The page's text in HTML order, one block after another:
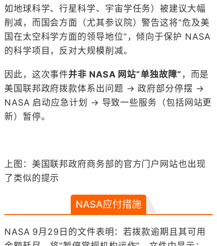
如地球科学、行星科学、宇宙学任务）被建议大幅
削减，而国会方面（尤其参议院）警告这将“危及美
国在太空科学方面的领导地位”，倾向于保护 NASA
的科学项目，反对大规模削减。
因此，这次事件并非 NASA 网站“单独故障” ，而是
美国联邦政府拨款体系出问题 → 政府部分停摆 →
NASA 启动应急计划 → 导致一些服务（包括网站更
新）暂停。
上图：美国联邦政府商务部的​​官方门户网站也出现
了类似的提示
NASA应付措施
NASA 9月29日的文件表明：若拨款逾期且其可用